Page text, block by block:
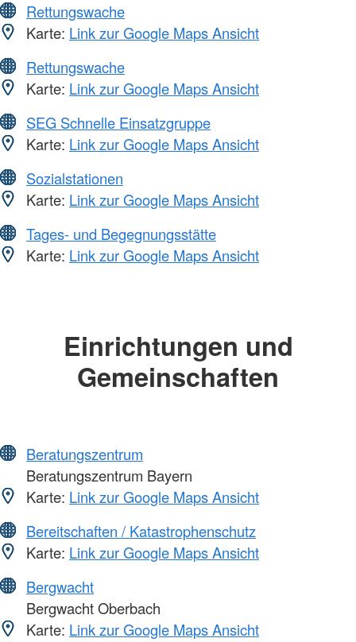
Rettungswache
Karte: Link zur Google Maps Ansicht
Rettungswache
Karte: Link zur Google Maps Ansicht
SEG Schnelle Einsatzgruppe
Karte: Link zur Google Maps Ansicht
Sozialstationen
Karte: Link zur Google Maps Ansicht
Tages- und Begegnungsstätte
Karte: Link zur Google Maps Ansicht
Einrichtungen und
Gemeinschaften
Beratungszentrum
Beratungszentrum Bayern
Karte: Link zur Google Maps Ansicht
Bereitschaften / Katastrophenschutz
Karte: Link zur Google Maps Ansicht
Bergwacht
Bergwacht Oberbach
Karte: Link zur Google Maps Ansicht